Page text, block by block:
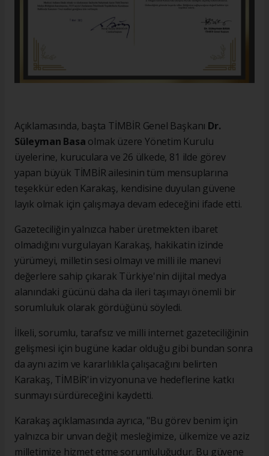
Açıklamasında, başta TİMBİR Genel Başkanı Dr.
Süleyman Basa olmak üzere Yönetim Kurulu
üyelerine, kuruculara ve 26 ülkede, 81 ilde görev
yapan büyük TİMBİR ailesinin tüm mensuplarına
teşekkür eden Karakaş, kendisine duyulan güvene
layık olmak için çalışmaya devam edeceğini ifade etti.
Gazeteciliğin yalnızca haber üretmekten ibaret
olmadığını vurgulayan Karakaş, hakikatin izinde
yürümeyi, milletin sesi olmayı ve milli ile manevi
değerlere sahip çıkarak Türkiye'nin dijital medya
alanındaki gücünü daha da ileri taşımayı önemli bir
sorumluluk olarak gördüğünü söyledi.
İlkeli, sorumlu, tarafsız ve milli internet gazeteciliğinin
gelişmesi için bugüne kadar olduğu gibi bundan sonra
da aynı azim ve kararlılıkla çalışacağını belirten
Karakaş, TİMBİR'in vizyonuna ve hedeflerine katkı
sunmayı sürdüreceğini kaydetti.
Karakaş açıklamasında ayrıca, "Bu görev benim için
yalnızca bir unvan değil; mesleğimize, ülkemize ve aziz
milletimize hizmet etme sorumluluğudur. Bu güvene